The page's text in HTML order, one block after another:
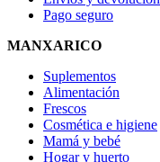
Pago seguro
MANXARICO
Suplementos
Alimentación
Frescos
Cosmética e higiene
Mamá y bebé
Hogar y huerto